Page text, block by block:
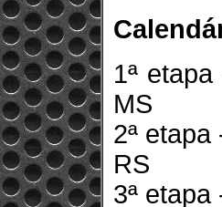
1ª
MS
2ª
RS
3ª